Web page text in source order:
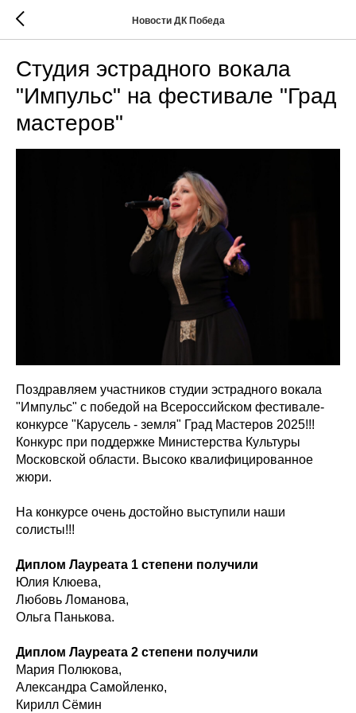
Новости ДК Победа
Студия эстрадного вокала
"Импульс" на фестивале "Град
мастеров"
Поздравляем участников студии эстрадного вокала
"Импульс" с победой на Всероссийском фестивале-
конкурсе "Карусель - земля" Град Мастеров 2025!!!
Конкурс при поддержке Министерства Культуры
Московской области. Высоко квалифицированное
жюри.
На конкурсе очень достойно выступили наши
солисты!!!
Диплом Лауреата 1 степени получили
Юлия Клюева,
Любовь Ломанова,
Ольга Панькова.
️Диплом Лауреата 2 степени получили
Мария Полюкова,
Александра Самойленко,
Кирилл Сёмин